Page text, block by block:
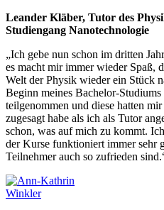
Leander Kläber, Tutor des
Studiengang Nanotechnologie
„Ich gebe nun schon im dritten
es macht mir immer wieder Spaß,
Welt der Physik wieder ein Stück
Beginn meines Bachelor-
teilgenommen und diese hatten
zugesagt habe als ich als Tutor
schon, was auf mich zu kommt.
der Kurse funktioniert immer sehr
Teilnehmer auch so zufrieden